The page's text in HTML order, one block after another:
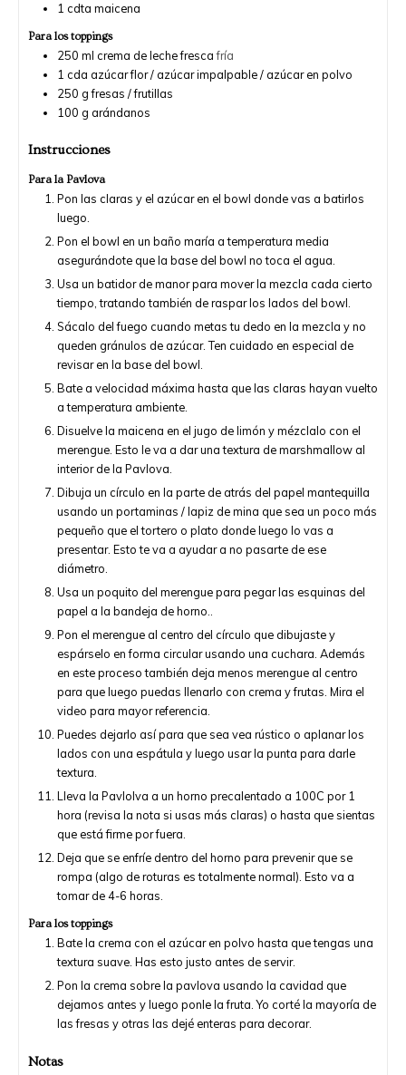
1 cdta maicena
Para los toppings
250 ml crema de leche fresca fría
1 cda azúcar flor / azúcar impalpable / azúcar en polvo
250 g fresas / frutillas
100 g arándanos
Instrucciones
Para la Pavlova
Pon las claras y el azúcar en el bowl donde vas a batirlos
luego.
Pon el bowl en un baño maría a temperatura media
asegurándote que la base del bowl no toca el agua.
Usa un batidor de manor para mover la mezcla cada cierto
tiempo, tratando también de raspar los lados del bowl.
Sácalo del fuego cuando metas tu dedo en la mezcla y no
queden gránulos de azúcar. Ten cuidado en especial de
revisar en la base del bowl.
Bate a velocidad máxima hasta que las claras hayan vuelto
a temperatura ambiente.
Disuelve la maicena en el jugo de limón y mézclalo con el
merengue. Esto le va a dar una textura de marshmallow al
interior de la Pavlova.
Dibuja un círculo en la parte de atrás del papel mantequilla
usando un portaminas / lapiz de mina que sea un poco más
pequeño que el tortero o plato donde luego lo vas a
presentar. Esto te va a ayudar a no pasarte de ese
diámetro.
Usa un poquito del merengue para pegar las esquinas del
papel a la bandeja de horno..
Pon el merengue al centro del círculo que dibujaste y
espárselo en forma circular usando una cuchara. Además
en este proceso también deja menos merengue al centro
para que luego puedas llenarlo con crema y frutas. Mira el
video para mayor referencia.
Puedes dejarlo así para que sea vea rústico o aplanar los
lados con una espátula y luego usar la punta para darle
textura.
Lleva la Pavlolva a un horno precalentado a 100C por 1
hora (revisa la nota si usas más claras) o hasta que sientas
que está firme por fuera.
Deja que se enfríe dentro del horno para prevenir que se
rompa (algo de roturas es totalmente normal). Esto va a
tomar de 4-6 horas.
Para los toppings
Bate la crema con el azúcar en polvo hasta que tengas una
textura suave. Has esto justo antes de servir.
Pon la crema sobre la pavlova usando la cavidad que
dejamos antes y luego ponle la fruta. Yo corté la mayoría de
las fresas y otras las dejé enteras para decorar.
Notas